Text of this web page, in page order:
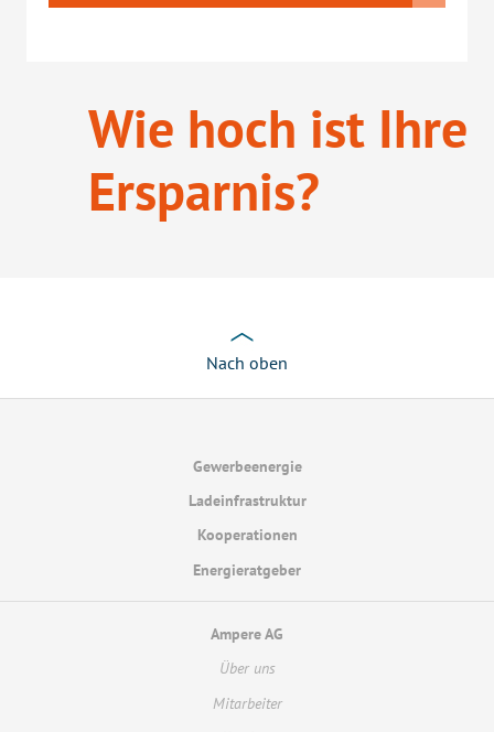
Wie hoch ist Ihre
Ersparnis?
Nach oben
Gewerbeenergie
Ladeinfrastruktur
Kooperationen
Energieratgeber
Ampere AG
Über uns
Mitarbeiter